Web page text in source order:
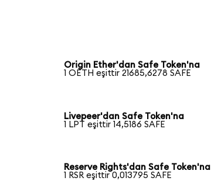
Origin Ether'dan Safe Token'na
1 OETH eşittir 21685,6278 SAFE
Livepeer'dan Safe Token'na
1 LPT eşittir 14,5186 SAFE
Reserve Rights'dan Safe Token'na
1 RSR eşittir 0,013795 SAFE